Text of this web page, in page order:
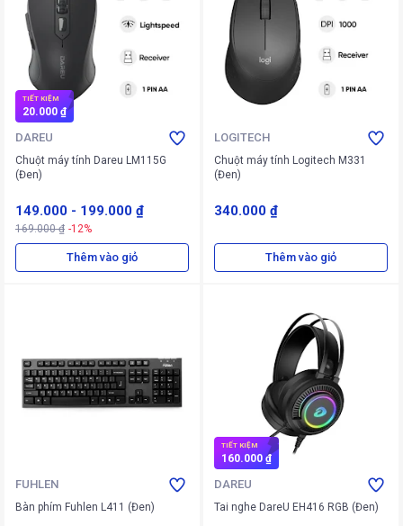
TIẾT KIỆM
20.000 ₫
DAREU
Chuột máy tính Dareu LM115G
(Đen)
149.000 - 199.000 ₫
169.000 ₫ -12%
Thêm vào giỏ
LOGITECH
Chuột máy tính Logitech M331
(Đen)
340.000 ₫
Thêm vào giỏ
FUHLEN
Bàn phím Fuhlen L411 (Đen)
TIẾT KIỆM
160.000 ₫
DAREU
Tai nghe DareU EH416 RGB (Đen)